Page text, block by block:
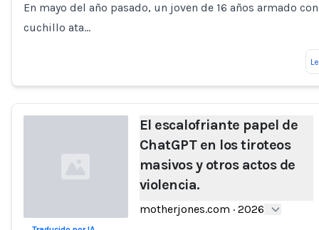
En mayo del año pasado, un joven de 16 años armado
cuchillo ata…
El escalofriante papel de
ChatGPT en los tiroteos
masivos y otros actos de
violencia.
motherjones.com · 2026